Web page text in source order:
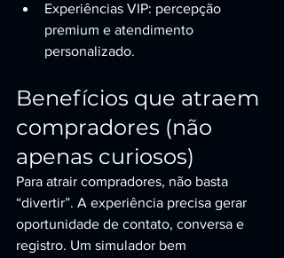
Experiências VIP: percepção
premium e atendimento
personalizado.
Benefícios que atraem
compradores (não
apenas curiosos)
Para atrair compradores, não basta
“divertir”. A experiência precisa gerar
oportunidade de contato, conversa e
registro. Um simulador bem